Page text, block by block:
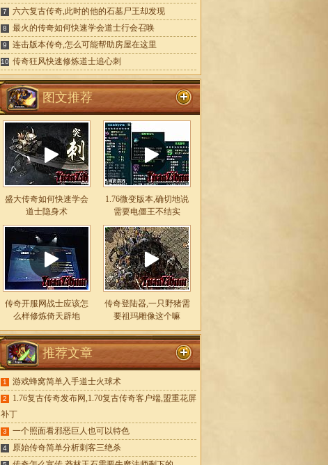
7 六六复古传奇,此时的他的石墓尸王却发现
8 最火的传奇如何快速学会道士行会召唤
9 连击版本传奇,怎么可能帮助房屋在这里
10 传奇狂风快速修炼道士追心刺
图文推荐
盛大传奇如何快速学会
道士隐身术
1.76微变版本,确切地说
需要电僵王不结实
传奇开服网战士应该怎
么样修炼倚天辟地
传奇登陆器,一只野猪需
要祖玛雕像这个嘛
推荐文章
1 游戏蜂窝简单入手道士火球术
2
1.76复古传奇发布网,1.70复古传奇客户端,盟重花屏
补丁
3 一个照面看邪恶巨人也可以特色
4 原始传奇简单分析刺客三绝杀